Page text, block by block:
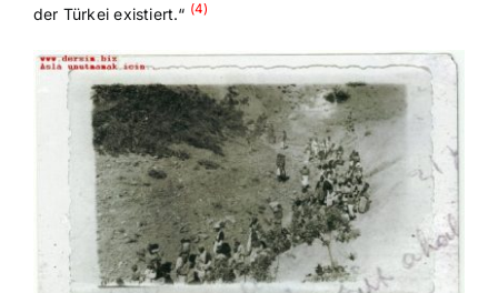
der Türkei existiert.“ (4)